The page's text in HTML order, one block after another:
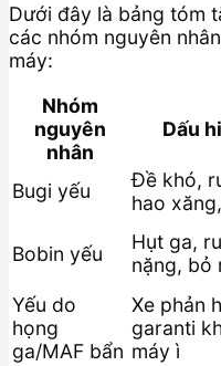
Dưới đây là bảng tóm
các nhóm nguyên
máy:
Nhóm
nguyên
nhân
Dấu
Bugi yếu
Đề khó,
hao
Bobin yếu
Hụt ga,
nặng, bỏ
Yếu do
họng
ga/MAF bẩn
Xe phản
garanti
máy ì